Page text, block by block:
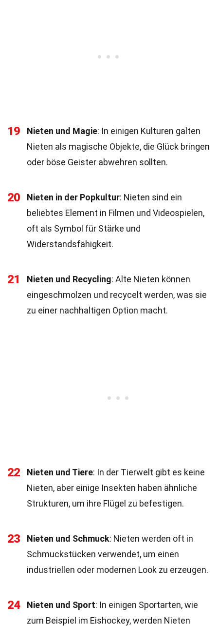
19 Nieten und Magie: In einigen Kulturen galten
Nieten als magische Objekte, die Glück bringen
oder böse Geister abwehren sollten.
20 Nieten in der Popkultur: Nieten sind ein
beliebtes Element in Filmen und Videospielen,
oft als Symbol für Stärke und
Widerstandsfähigkeit.
21 Nieten und Recycling: Alte Nieten können
eingeschmolzen und recycelt werden, was sie
zu einer nachhaltigen Option macht.
22 Nieten und Tiere: In der Tierwelt gibt es keine
Nieten, aber einige Insekten haben ähnliche
Strukturen, um ihre Flügel zu befestigen.
23 Nieten und Schmuck: Nieten werden oft in
Schmuckstücken verwendet, um einen
industriellen oder modernen Look zu erzeugen.
24 Nieten und Sport: In einigen Sportarten, wie
zum Beispiel im Eishockey, werden Nieten